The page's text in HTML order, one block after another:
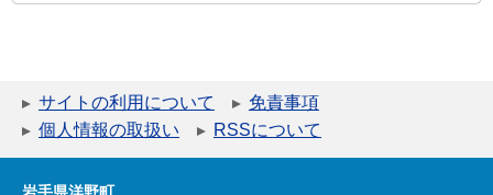
サイトの利用について
免責事項
個人情報の取扱い
RSSについて